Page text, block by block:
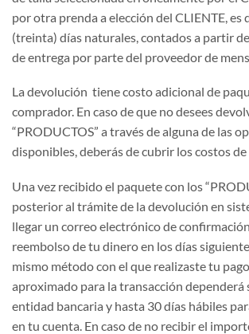
por otra prenda a elección del CLIENTE, es
(treinta) días naturales, contados a partir
de entrega por parte del proveedor de
La devolución tiene costo adicional de
comprador. En caso de que no desees
“PRODUCTOS” a través de alguna de las
disponibles, deberás de cubrir los costos
Una vez recibido el paquete con los
posterior al trámite de la devolución en
llegar un correo electrónico de
reembolso de tu dinero en los días
mismo método con el que realizaste tu
aproximado para la transacción dependerá
entidad bancaria y hasta 30 días hábiles
en tu cuenta. En caso de no recibir el